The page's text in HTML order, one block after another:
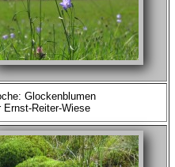
Glockenblumen
Ernst-Reiter-Wiese